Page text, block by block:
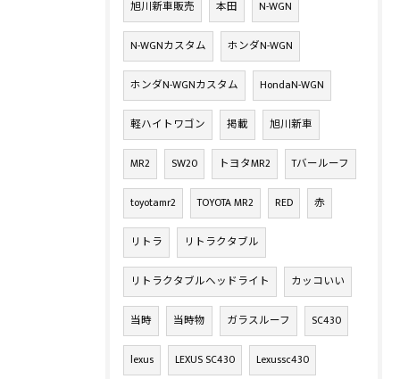
旭川新車販売 本田 N-WGN
N-WGNカスタム ホンダN-WGN
ホンダN-WGNカスタム HondaN-WGN
軽ハイトワゴン 掲載 旭川新車
MR2 SW20 トヨタMR2 Tバールーフ
toyotamr2 TOYOTA MR2 RED 赤
リトラ リトラクタブル
リトラクタブルヘッドライト カッコいい
当時 当時物 ガラスルーフ SC430
lexus LEXUS SC430 Lexussc430